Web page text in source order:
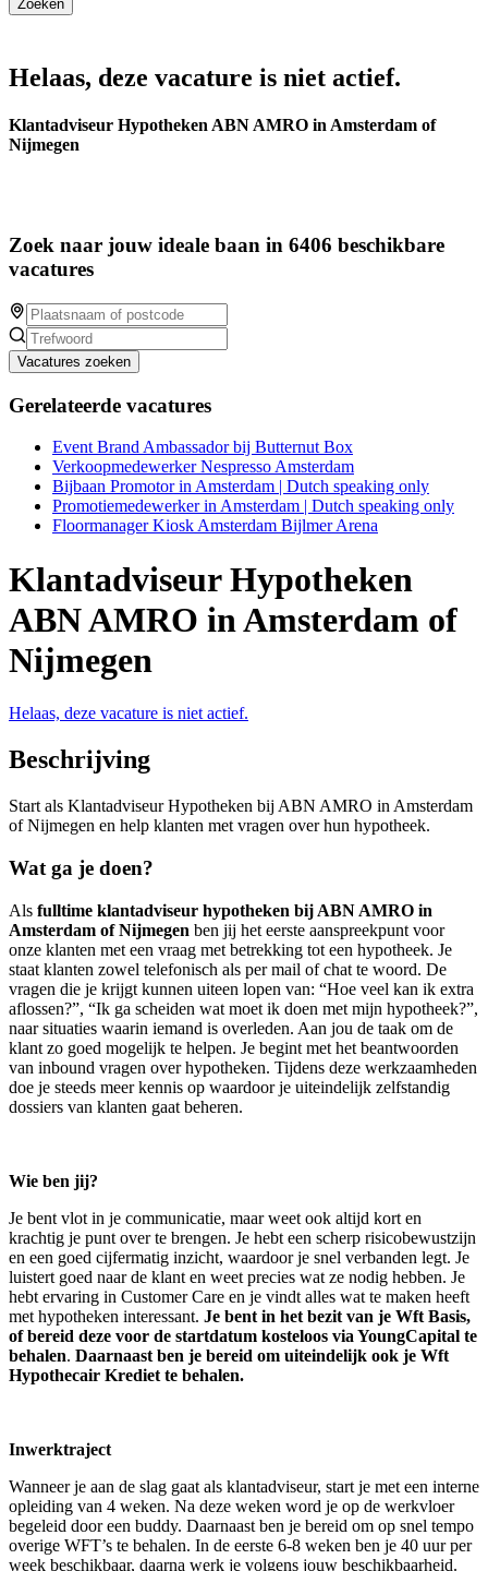
Helaas, deze vacature is niet actief.
Klantadviseur Hypotheken ABN AMRO in Amsterdam of
Nijmegen
Zoek naar jouw ideale baan in 6406 beschikbare
vacatures
Vacatures zoeken
Gerelateerde vacatures
Event Brand Ambassador bij Butternut Box
Verkoopmedewerker Nespresso Amsterdam
Bijbaan Promotor in Amsterdam | Dutch speaking only
Promotiemedewerker in Amsterdam | Dutch speaking only
Floormanager Kiosk Amsterdam Bijlmer Arena
Klantadviseur Hypotheken
ABN AMRO in Amsterdam of
Nijmegen
Helaas, deze vacature is niet actief.
Beschrijving
Start als Klantadviseur Hypotheken bij ABN AMRO in Amsterdam
of Nijmegen en help klanten met vragen over hun hypotheek.
Wat ga je doen?
Als fulltime klantadviseur hypotheken bij ABN AMRO in
Amsterdam of Nijmegen ben jij het eerste aanspreekpunt voor
onze klanten met een vraag met betrekking tot een hypotheek. Je
staat klanten zowel telefonisch als per mail of chat te woord. De
vragen die je krijgt kunnen uiteen lopen van: “Hoe veel kan ik extra
aflossen?”, “Ik ga scheiden wat moet ik doen met mijn hypotheek?”,
naar situaties waarin iemand is overleden. Aan jou de taak om de
klant zo goed mogelijk te helpen. Je begint met het beantwoorden
van inbound vragen over hypotheken. Tijdens deze werkzaamheden
doe je steeds meer kennis op waardoor je uiteindelijk zelfstandig
dossiers van klanten gaat beheren.
Wie ben jij?
Je bent vlot in je communicatie, maar weet ook altijd kort en
krachtig je punt over te brengen. Je hebt een scherp risicobewustzijn
en een goed cijfermatig inzicht, waardoor je snel verbanden legt. Je
luistert goed naar de klant en weet precies wat ze nodig hebben. Je
hebt ervaring in Customer Care en je vindt alles wat te maken heeft
met hypotheken interessant. Je bent in het bezit van je Wft Basis,
of bereid deze voor de startdatum kosteloos via YoungCapital te
behalen. Daarnaast ben je bereid om uiteindelijk ook je Wft
Hypothecair Krediet te behalen.
Inwerktraject
Wanneer je aan de slag gaat als klantadviseur, start je met een interne
opleiding van 4 weken. Na deze weken word je op de werkvloer
begeleid door een buddy. Daarnaast ben je bereid om op snel tempo
overige WFT’s te behalen. In de eerste 6-8 weken ben je 40 uur per
week beschikbaar, daarna werk je volgens jouw beschikbaarheid.